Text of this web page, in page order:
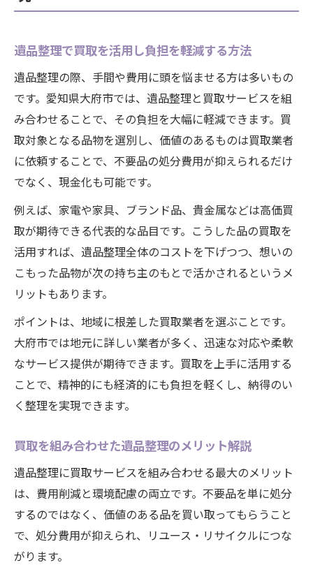
遺品整理を効率化する大府市での具体的な
手順
大府市で安心して遺品整理を進めるための
工夫
遺品整理の流れと大府市での注意ポイント
地元の特性を活かした遺品整理の進め方
大府市での遺品整理に役立つ買取活用術
ワンポイント買取が役立つ遺品整理のヒント
ワンポイント買取で遺品整理をスムーズに
進める
遺品整理の費用負担を減らす買取活用法
遺品整理の満足度を高めるワンポイント買
取
買取サービスが遺品整理に与える効果とは
ワンポイント買取で優先したい遺品の選び
手間も費用も賢く抑える整理法が知りたい方へ
遺品整理の手間を減らすための賢い準備方
法
費用を抑える遺品整理と買取のポイント
遺品整理で後悔しないための整理法と買取
遺品整理で買取を活用し負担を軽減する方法
遺品整理の際、手間や費用に頭を悩ませる方は多いもの
です。愛知県大府市では、遺品整理と買取サービスを組
み合わせることで、その負担を大幅に軽減できます。買
取対象となる品物を選別し、価値のあるものは買取業者
に依頼することで、不要品の処分費用が抑えられるだけ
でなく、現金化も可能です。
例えば、家電や家具、ブランド品、貴金属などは高価買
取が期待できる代表的な品目です。こうした品の買取を
活用すれば、遺品整理全体のコストを下げつつ、想いの
こもった品物が次の持ち主のもとで活かされるというメ
リットもあります。
ポイントは、地域に根差した買取業者を選ぶことです。
大府市では地元に詳しい業者が多く、迅速な対応や柔軟
なサービス提供が期待できます。買取を上手に活用する
ことで、精神的にも経済的にも負担を軽くし、納得のい
く整理を実現できます。
買取を組み合わせた遺品整理のメリット解説
遺品整理に買取サービスを組み合わせる最大のメリット
は、費用削減と環境配慮の両立です。不要品を単に処分
するのではなく、価値のある品を買い取ってもらうこと
で、処分費用が抑えられ、リユース・リサイクルにつな
がります。